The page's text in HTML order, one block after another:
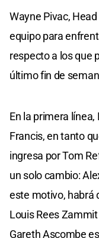
Wayne Pivac,
equipo para
respecto a los que
último fin de
En la primera
Francis, en tanto
ingresa por Tom
un solo cambio:
este motivo, habrá
Louis Rees
Gareth Ascombe